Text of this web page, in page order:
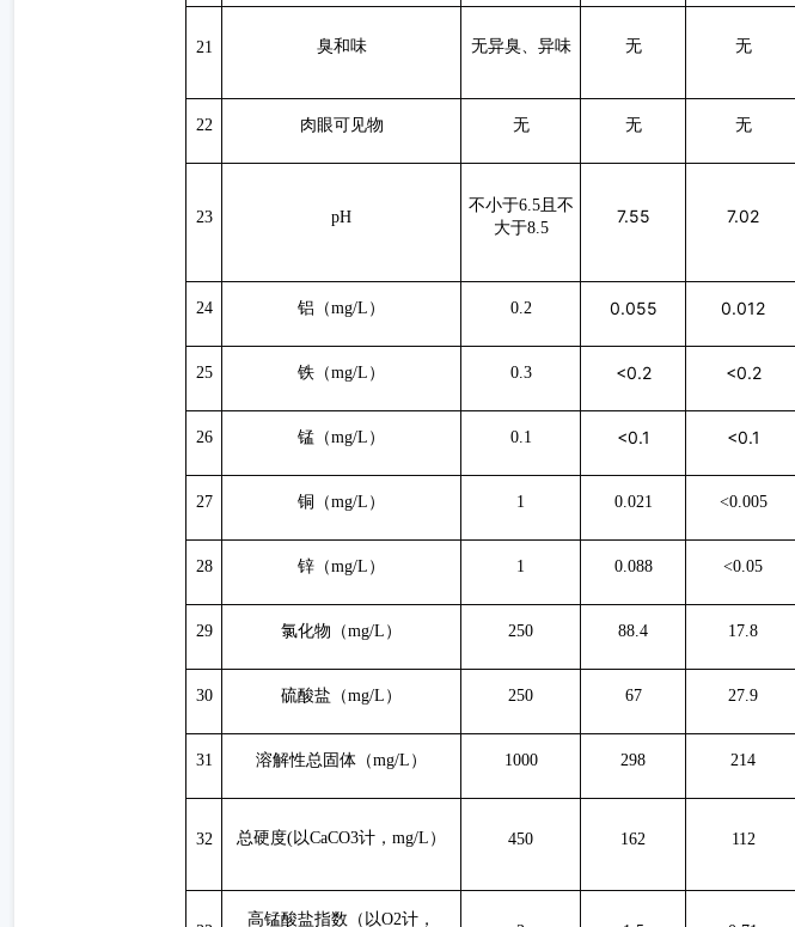
21 臭和味 无异臭、异味 无 无
22 肉眼可见物 无 无 无
23 pH
不小于6.5且不
大于8.5
7.55 7.02
24 铝（mg/L） 0.2 0.055 0.012
25 铁（mg/L） 0.3 <0.2 <0.2
26 锰（mg/L） 0.1 <0.1 <0.1
27 铜（mg/L） 1 0.021 <0.005
28 锌（mg/L） 1 0.088 <0.05
29 氯化物（mg/L） 250 88.4 17.8
30 硫酸盐（mg/L） 250 67 27.9
31 溶解性总固体（mg/L） 1000 298 214
32 总硬度(以CaCO3计，mg/L） 450 162 112
高锰酸盐指数（以O2计，